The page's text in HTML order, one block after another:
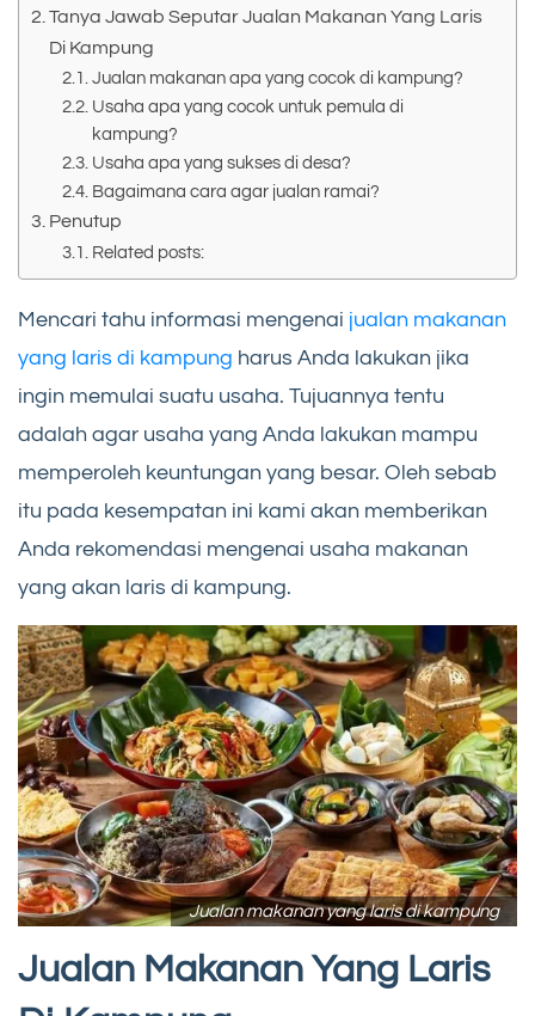
Tanya Jawab Seputar Jualan Makanan Yang Laris
Di Kampung
Jualan makanan apa yang cocok di kampung?
Usaha apa yang cocok untuk pemula di
kampung?
Usaha apa yang sukses di desa?
Bagaimana cara agar jualan ramai?
Penutup
Related posts:
Mencari tahu informasi mengenai jualan makanan
yang laris di kampung harus Anda lakukan jika
ingin memulai suatu usaha. Tujuannya tentu
adalah agar usaha yang Anda lakukan mampu
memperoleh keuntungan yang besar. Oleh sebab
itu pada kesempatan ini kami akan memberikan
Anda rekomendasi mengenai usaha makanan
yang akan laris di kampung.
Jualan makanan yang laris di kampung
Jualan Makanan Yang Laris